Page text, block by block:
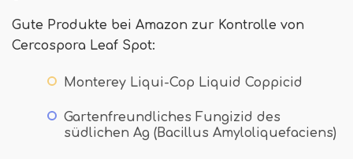
Gute Produkte bei Amazon zur Kontrolle von
Cercospora Leaf Spot:
Monterey Liqui-Cop Liquid Coppicid
Gartenfreundliches Fungizid des
südlichen Ag (Bacillus Amyloliquefaciens)